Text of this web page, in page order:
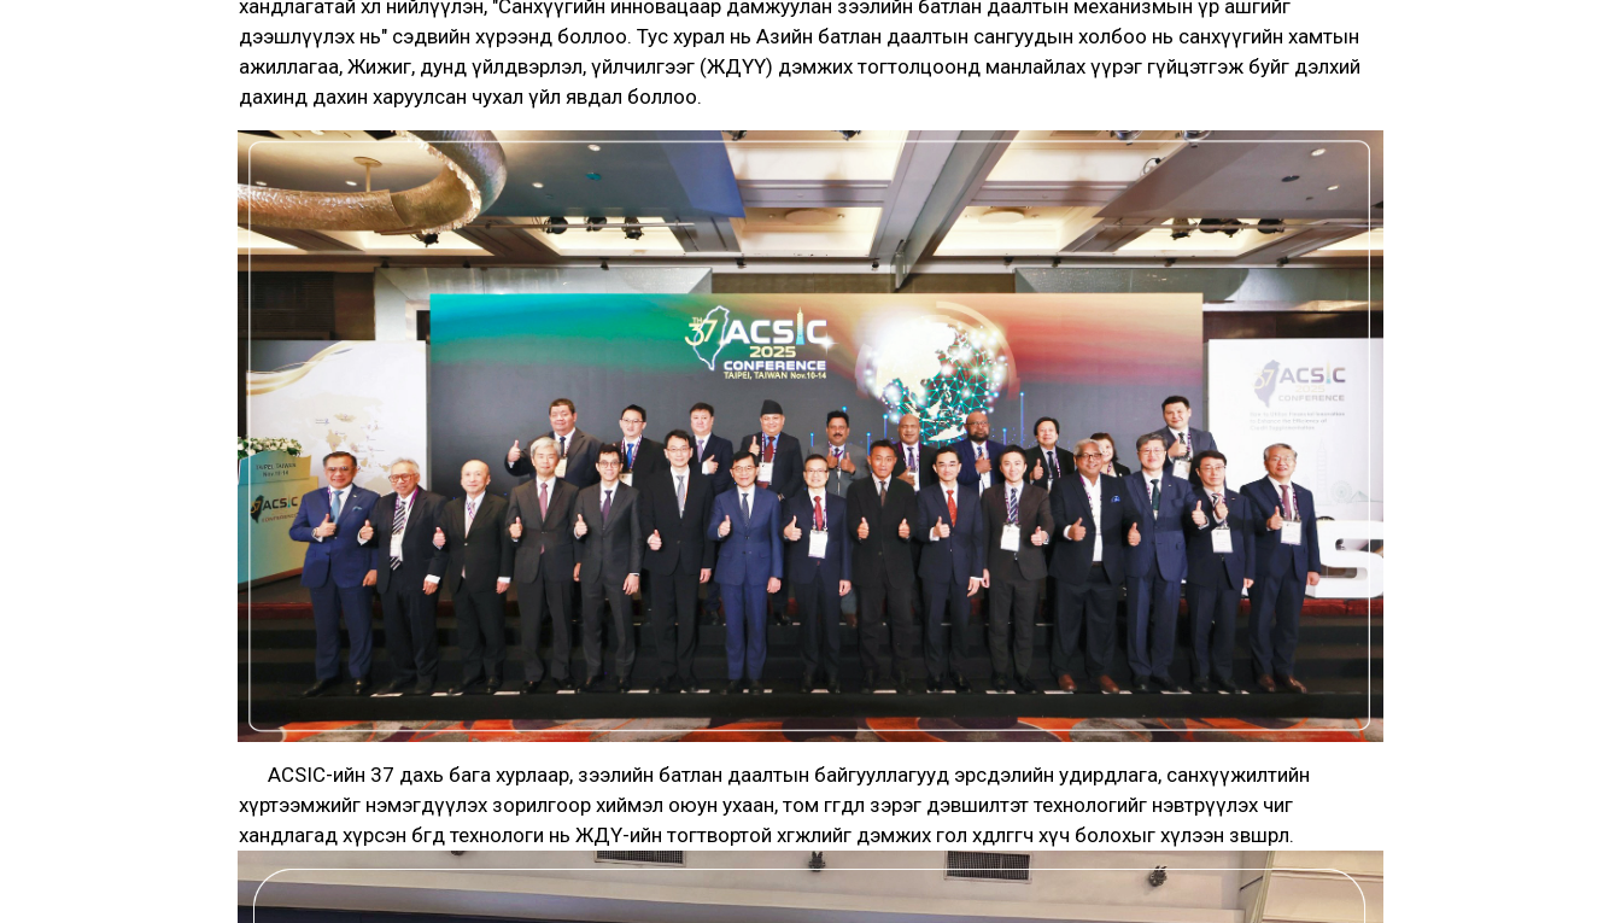
хандлагатай хөл нийлүүлэн, "Санхүүгийн инновацаар дамжуулан зээлийн батлан даалтын механизмын үр ашгийг
дээшлүүлэх нь" сэдвийн хүрээнд боллоо. Тус хурал нь Азийн батлан даалтын сангуудын холбоо нь санхүүгийн хамтын
ажиллагаа, Жижиг, дунд үйлдвэрлэл, үйлчилгээг (ЖДҮҮ) дэмжих тогтолцоонд манлайлах үүрэг гүйцэтгэж буйг дэлхий
дахинд дахин харуулсан чухал үйл явдал боллоо.
ACSIC-ийн 37 дахь бага хурлаар, зээлийн батлан даалтын байгууллагууд эрсдэлийн удирдлага, санхүүжилтийн
хүртээмжийг нэмэгдүүлэх зорилгоор хиймэл оюун ухаан, том өгөгдөл зэрэг дэвшилтэт технологийг нэвтрүүлэх чиг
хандлагад хүрсэн бөгөөд технологи нь ЖДҮ-ийн тогтвортой хөгжлийг дэмжих гол хөдөлгөгч хүч болохыг хүлээн зөвшөөрлөө.